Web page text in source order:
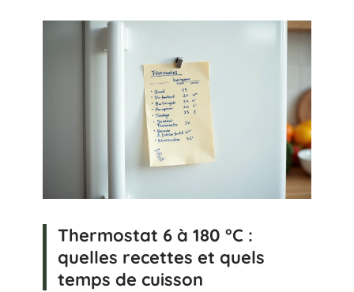
Thermostat 6 à 180 °C :
quelles recettes et quels
temps de cuisson